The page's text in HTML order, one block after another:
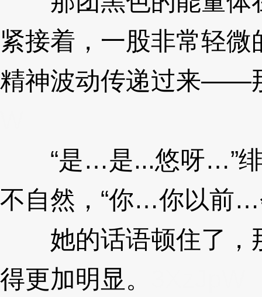
紧接着，一股非常轻
精神波动传递过来——
“是…是...悠呀…”绯
不自然，“你…你以前
她的话语顿住了，
得更加明显。